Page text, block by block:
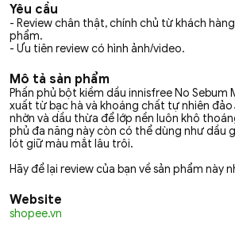
Yêu cầu
- Review chân thật, chính chủ từ khách
phẩm.
- Ưu tiên review có hình ảnh/video.
Mô tả sản phẩm
Phấn phủ bột kiềm dầu innisfree No Sebum
xuất từ bạc hà và khoáng chất tự nhiên đảo
nhờn và dầu thừa để lớp nền luôn khô
phủ đa năng này còn có thể dùng như dầu
lót giữ màu mắt lâu trôi.
Hãy để lại review của bạn về sản phẩm này
Website
shopee.vn